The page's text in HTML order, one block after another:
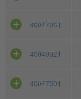
40047961
40049921
40047501